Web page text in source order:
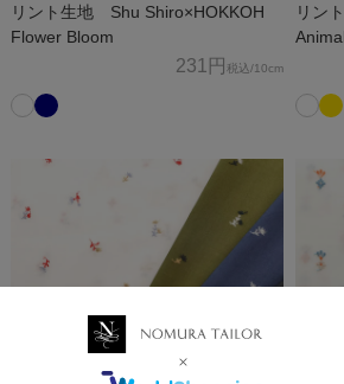
リント生地 Shu Shiro×HOKKOH
Flower Bloom
231円 税込/10cm
リン